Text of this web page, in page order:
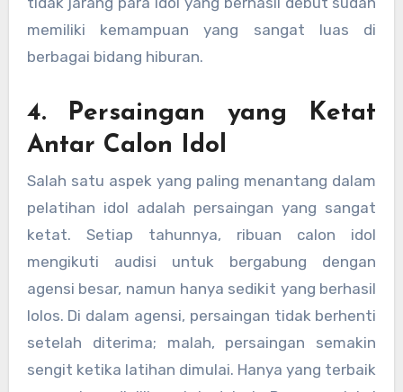
memiliki kemampuan yang sangat luas di
berbagai bidang hiburan.
4. Persaingan yang Ketat
Antar Calon Idol
Salah satu aspek yang paling menantang dalam
pelatihan idol adalah persaingan yang sangat
ketat. Setiap tahunnya, ribuan calon idol
mengikuti audisi untuk bergabung dengan
agensi besar, namun hanya sedikit yang berhasil
lolos. Di dalam agensi, persaingan tidak berhenti
setelah diterima; malah, persaingan semakin
sengit ketika latihan dimulai. Hanya yang terbaik